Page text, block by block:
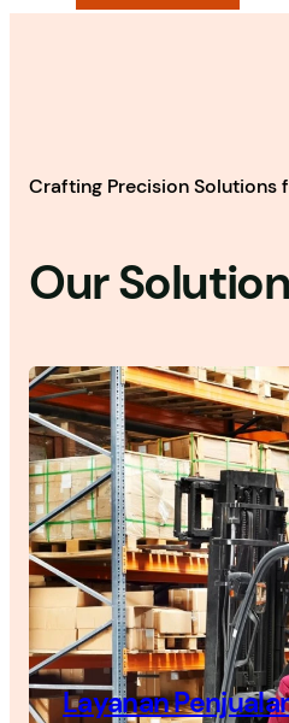
Crafting Precision Solutions
Our
Layanan